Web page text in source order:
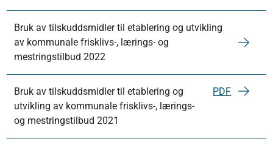
Bruk av tilskuddsmidler til etablering og utvikling
av kommunale frisklivs-, lærings- og
mestringstilbud 2022
Bruk av tilskuddsmidler til etablering og
utvikling av kommunale frisklivs-, lærings-
og mestringstilbud 2021
PDF